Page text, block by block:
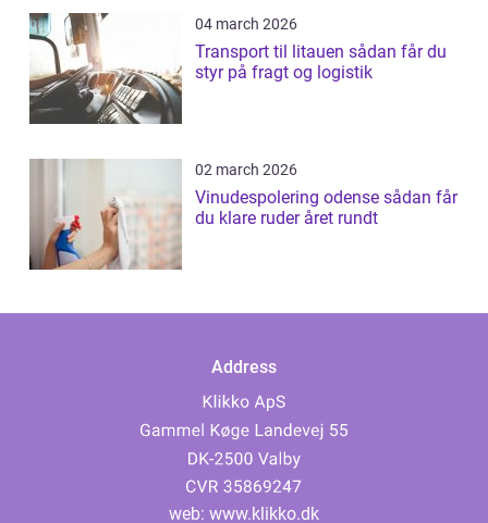
04 march 2026
Transport til litauen sådan får du
styr på fragt og logistik
02 march 2026
Vinudespolering odense sådan får
du klare ruder året rundt
Address
web: www.klikko.dk